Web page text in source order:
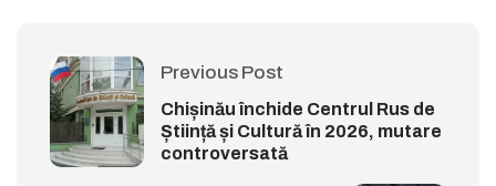
Previous Post
Chișinău închide Centrul Rus de
Știință și Cultură în 2026, mutare
controversată